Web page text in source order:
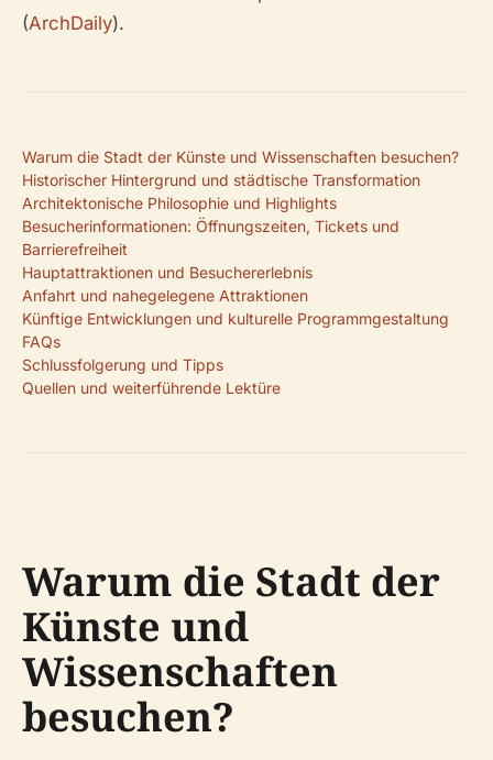
(ArchDaily).
Warum die Stadt der Künste und Wissenschaften besuchen?
Historischer Hintergrund und städtische Transformation
Architektonische Philosophie und Highlights
Besucherinformationen: Öffnungszeiten, Tickets und
Barrierefreiheit
Hauptattraktionen und Besuchererlebnis
Anfahrt und nahegelegene Attraktionen
Künftige Entwicklungen und kulturelle Programmgestaltung
FAQs
Schlussfolgerung und Tipps
Quellen und weiterführende Lektüre
Warum die Stadt der
Künste und
Wissenschaften
besuchen?